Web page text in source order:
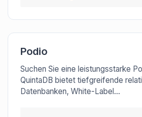
Podio
Suchen Sie eine leistungsstarke
QuintaDB bietet tiefgreifende
Datenbanken, White-Label...